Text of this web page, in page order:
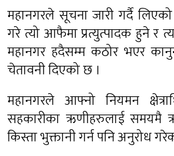
महानगरले सूचना जारी गर्दै
गरे त्यो आफैमा प्रत्युत्पादक हुने र
महानगर हदैसम्म कठोर भएर
चेतावनी दिएको छ ।
महानगरले आफ्नो नियमन
सहकारीका ऋणीहरुलाई समयमै
किस्ता भुक्तानी गर्न पनि अनुरोध